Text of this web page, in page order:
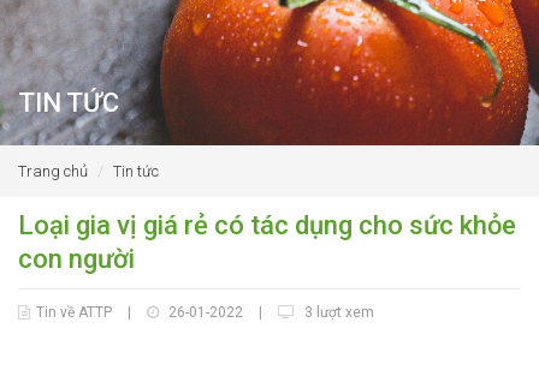
TIN TỨC
Trang chủ Tin tức
Loại gia vị giá rẻ có tác dụng cho sức khỏe
con người
Tin về ATTP 26-01-2022 3 lượt xem